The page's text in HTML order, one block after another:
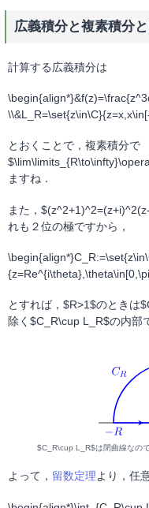
広義積分と複素積分
計算する広義積分は
とおくことで，複素積分で
ますね．
また，
れも２位の極ですから，
とすれば，$R>1$のときは
除く$C_R\cup L_R$の内部
$C_R\cup L_R$は閉曲線なの
よって， 留数定理より，任